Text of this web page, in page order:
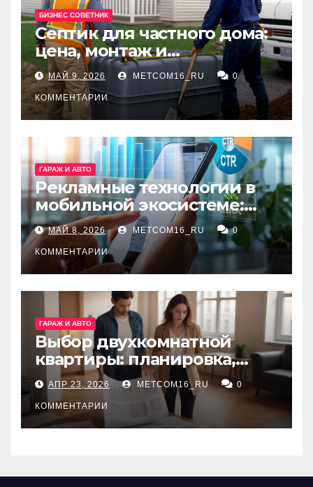
БИЗНЕС СОВЕТНИК
Септик для частного дома:
цена, монтаж и
организация автономной
канализации
МАЙ 9, 2026 METCOM16_RU 0
КОММЕНТАРИИ
ГАРАЖ И АВТО
Рекламные технологии в
мобильной экосистеме:
ключевые сервисы и
принципы работы
МАЙ 8, 2026 METCOM16_RU 0
КОММЕНТАРИИ
ГАРАЖ И АВТО
Выбор двухкомнатной
квартиры: планировка,
состояние жилья и
проверка документов
АПР 23, 2026 METCOM16_RU 0
КОММЕНТАРИИ